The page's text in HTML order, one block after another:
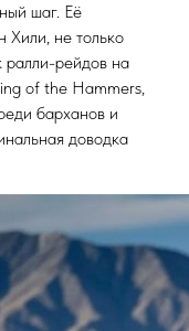
шаг. Её
Хили, не только
ралли-рейдов на
of the Hammers,
барханов и
доводка